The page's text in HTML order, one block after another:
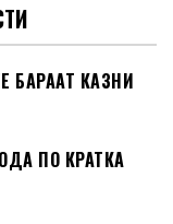
БАРААТ КАЗНИ
ПО КРАТКА